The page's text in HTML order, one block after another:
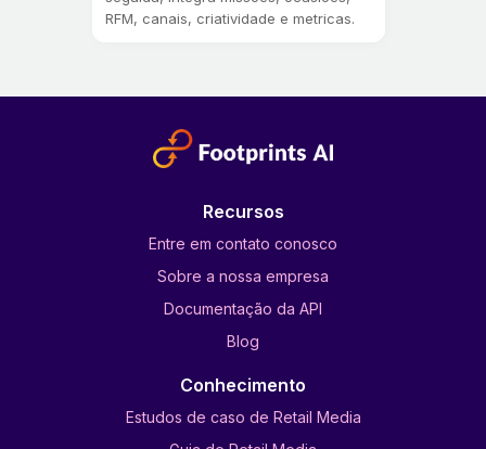
RFM, canais, criatividade e metricas.
Recursos
Entre em contato conosco
Sobre a nossa empresa
Documentação da API
Blog
Conhecimento
Estudos de caso de Retail Media